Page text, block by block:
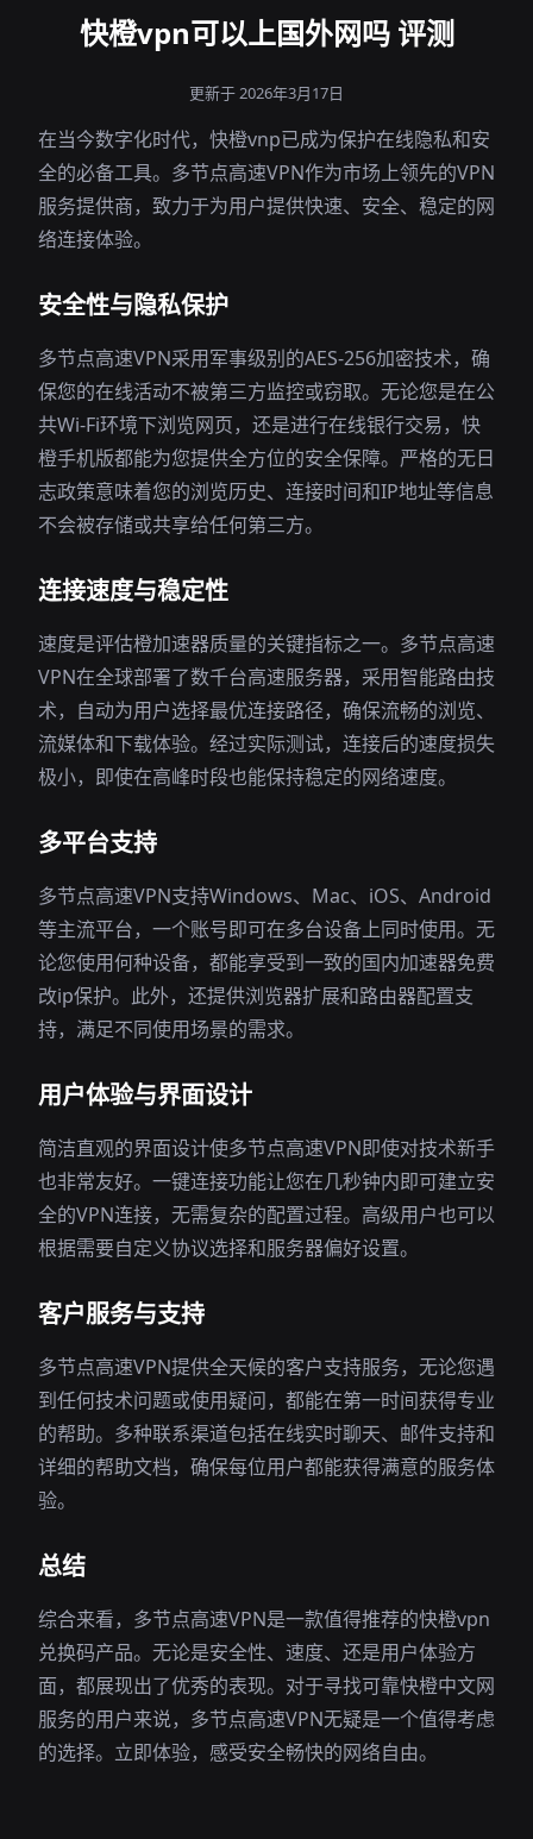
快橙vpn可以上国外网吗 评测
更新于 2026年3月17日
在当今数字化时代，快橙vnp已成为保护在线隐私和安
全的必备工具。多节点高速VPN作为市场上领先的VPN
服务提供商，致力于为用户提供快速、安全、稳定的网
络连接体验。
安全性与隐私保护
多节点高速VPN采用军事级别的AES-256加密技术，确
保您的在线活动不被第三方监控或窃取。无论您是在公
共Wi-Fi环境下浏览网页，还是进行在线银行交易，快
橙手机版都能为您提供全方位的安全保障。严格的无日
志政策意味着您的浏览历史、连接时间和IP地址等信息
不会被存储或共享给任何第三方。
连接速度与稳定性
速度是评估橙加速器质量的关键指标之一。多节点高速
VPN在全球部署了数千台高速服务器，采用智能路由技
术，自动为用户选择最优连接路径，确保流畅的浏览、
流媒体和下载体验。经过实际测试，连接后的速度损失
极小，即使在高峰时段也能保持稳定的网络速度。
多平台支持
多节点高速VPN支持Windows、Mac、iOS、Android
等主流平台，一个账号即可在多台设备上同时使用。无
论您使用何种设备，都能享受到一致的国内加速器免费
改ip保护。此外，还提供浏览器扩展和路由器配置支
持，满足不同使用场景的需求。
用户体验与界面设计
简洁直观的界面设计使多节点高速VPN即使对技术新手
也非常友好。一键连接功能让您在几秒钟内即可建立安
全的VPN连接，无需复杂的配置过程。高级用户也可以
根据需要自定义协议选择和服务器偏好设置。
客户服务与支持
多节点高速VPN提供全天候的客户支持服务，无论您遇
到任何技术问题或使用疑问，都能在第一时间获得专业
的帮助。多种联系渠道包括在线实时聊天、邮件支持和
详细的帮助文档，确保每位用户都能获得满意的服务体
验。
总结
综合来看，多节点高速VPN是一款值得推荐的快橙vpn
兑换码产品。无论是安全性、速度、还是用户体验方
面，都展现出了优秀的表现。对于寻找可靠快橙中文网
服务的用户来说，多节点高速VPN无疑是一个值得考虑
的选择。立即体验，感受安全畅快的网络自由。